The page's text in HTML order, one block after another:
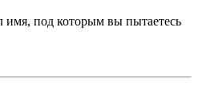
имя, под которым вы пытаетесь